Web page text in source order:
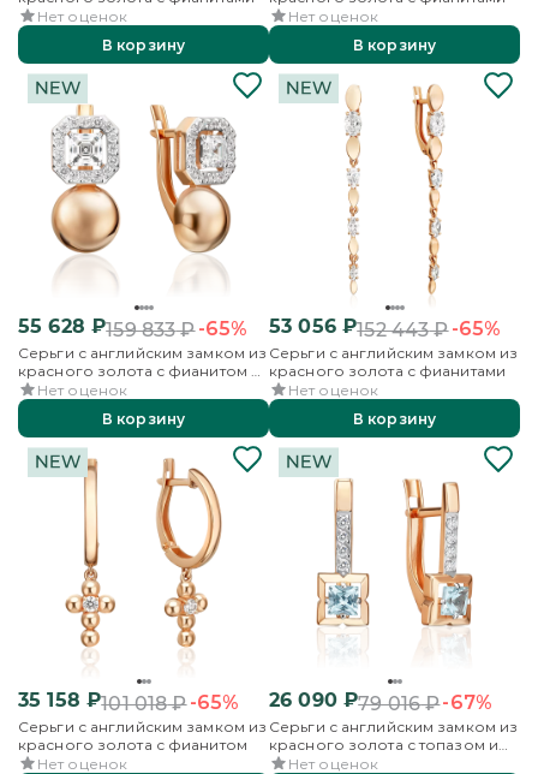
Нет оценок
В корзину
Нет оценок
В корзину
55 628 ₽159 833₽-65%
Серьги с английским замком из
красного золота с фианитом и
фианитами
Нет оценок
В корзину
53 056₽152 443₽-65%
Серьги с английским замком из
красного золота с фианитами
Нет оценок
В корзину
35 158 ₽101 018₽-65%
Серьги с английским замком из
красного золота с фианитом
Нет оценок
26 090₽79 016₽-67%
Серьги с английским замком из
красного золота с топазом и
фианитами
Нет оценок